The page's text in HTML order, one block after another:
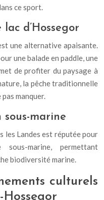
ce sport.
d’Hossegor
une alternative apaisante.
une balade en paddle, une
de profiter du paysage à
la pêche traditionnelle
manquer.
marine
les Landes est réputée pour
sous-marine, permettant
biodiversité marine.
culturels